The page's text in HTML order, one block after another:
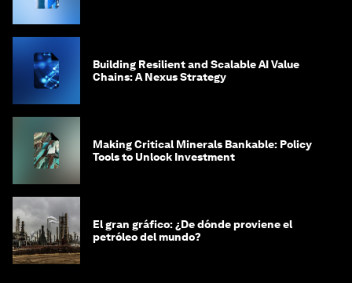
Building Resilient and Scalable AI Value
Chains: A Nexus Strategy
Making Critical Minerals Bankable: Policy
Tools to Unlock Investment
El gran gráfico: ¿De dónde proviene el
petróleo del mundo?